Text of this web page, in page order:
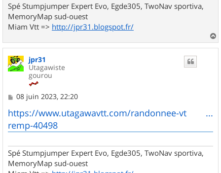
Spé Stumpjumper Expert Evo, Egde305, TwoNav sportiva,
MemoryMap sud-ouest
Miam Vtt => http://jpr31.blogspot.fr/
a
u
jpr31
Utagawiste
gourou
M
s
s
a
g
08 juin 2023, 22:20
https://www.utagawavtt.com/randonnee-vt ...
remp-40498
Spé Stumpjumper Expert Evo, Egde305, TwoNav sportiva,
MemoryMap sud-ouest